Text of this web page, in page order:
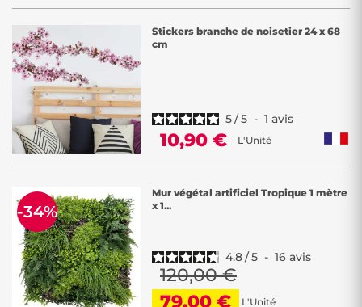
Stickers branche de noisetier 24 x 68
cm
5/5 - 1 avis
10,90 € L'Unité
Mur végétal artificiel Tropique 1 mètre
x 1...
4.8/5 - 16 avis
120,00 €
79,00 €
L'Unité
-34%